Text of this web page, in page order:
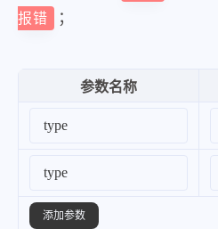
报错
；
参数名称
添加参数